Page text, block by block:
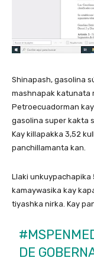
Shinapash, gasolina
mashnapak katunata
Petroecuadorman
gasolina super kakta
Kay killapakka 3,52
panchillamanta kan.
Llaki unkuypachapika
kamaywasika kay
tiyashka nirka. Kay
DE